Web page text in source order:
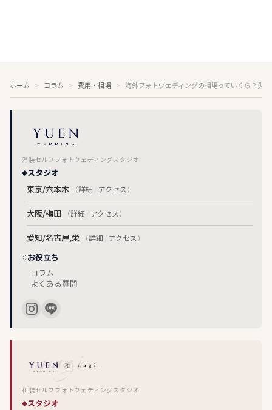
ホーム コラム 費用・相場 海外フォトウェディングの相場っていくら？失
洋装セルフフォトウェディングスタジオ
スタジオ
東京/六本木
（詳細 / アクセス）
大阪/梅田 （詳細 / アクセス）
愛知/名古屋,栄 （詳細 / アクセス）
お役立ち
コラム
よくある質問
和装セルフフォトウェディングスタジオ
スタジオ